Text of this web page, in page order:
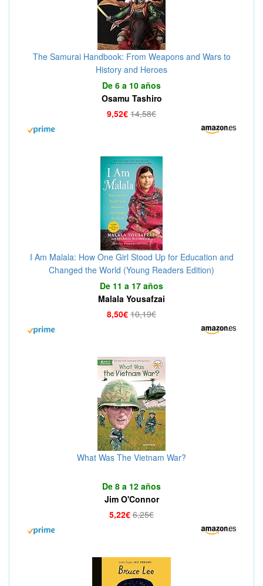
The Samurai Handbook: From Weapons and Wars to
History and Heroes
De 6 a 10 años
Osamu Tashiro
9,52€ 14,58€
I Am Malala: How One Girl Stood Up for Education and
Changed the World (Young Readers Edition)
De 11 a 17 años
Malala Yousafzai
8,50€ 10,19€
What Was The Vietnam War?
De 8 a 12 años
Jim O'Connor
5,22€ 6,25€